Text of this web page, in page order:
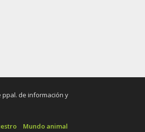
ppal. de información y
Mundo animal